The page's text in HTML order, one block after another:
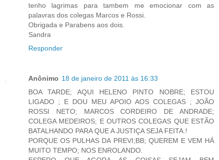
tenho lagrimas para tambem me emocionar com as
palavras dos colegas Marcos e Rossi.
Obrigada e Parabens aos dois.
Sandra
Responder
Anônimo 18 de janeiro de 2011 às 16:33
BOA TARDE; AQUI HELENO PINTO NOBRE; ESTOU
LIGADO ; E DOU MEU APOIO AOS COLEGAS ; JOÃO
ROSSI NETO; MARCOS CORDEIRO DE ANDRADE;
COLEGA MEDEIROS; E OUTROS COLEGAS QUE ESTÃO
BATALHANDO PARA QUE A JUSTIÇA SEJA FEITA.!
PORQUE OS PULHAS DA PREVI;BB; QUEREM E VEM HÁ
MUITO TEMPO; NOS ENROLANDO.